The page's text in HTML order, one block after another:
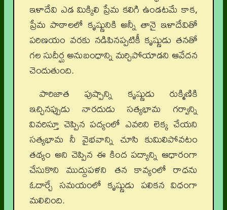
ఇళాదేవి ఎడ మిక్కిలి ప్రేమ కలిగి ఉండటమే కాక,
ప్రేమ పాఠాలలో కృష్ణునికి అన్నీ తానై ఇళాదేవితో
పరిణయం వరకు నడిపినప్పటికీ కృష్ణుడు తనతో
గల సుదీర్ఘ అనుబంధాన్ని మర్చిపోయాడని ఆవేదన
చెందుతుంది.
పారిజాత పుష్పాన్ని కృష్ణుడు రుక్మిణికి
ఇచ్చినప్పుడు నారదుడు సత్యభామ గర్వాన్ని
వివరిస్తూ చెప్పిన పద్యంలో ఎవరిని లెక్క చేయని
సత్యభామ నీ వైభవాన్ని చూసి కుమిలిపోవటం
తథ్యం అని చెప్పిన ఈ కింద పద్యాన్ని ఆధారంగా
చేసుకొని ముద్దుపళని తన కావ్యంలో రాధను
ఓదార్చే సమయంలో కృష్ణుడు పలికన విధంగా
మలిచింది.